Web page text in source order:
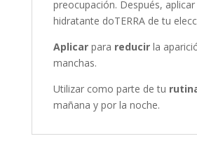
preocupación. Después,
hidratante doTERRA de tu
Aplicarpara reducirla
manchas.
Utilizar como parte de tu
mañana y por la noche.